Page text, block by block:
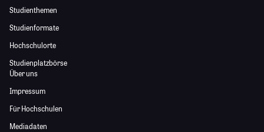
Studienthemen
Studienformate
Hochschulorte
Studienplatzbörse
Über uns
Impressum
Für Hochschulen
Mediadaten